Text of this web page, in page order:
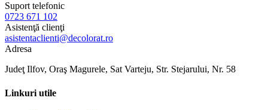
Suport telefonic
0723 671 102
Asistenţă clienţi
asistentaclienti@decolorat.ro
Adresa
Judeţ Ilfov, Oraş Magurele, Sat Varteju, Str. Stejarului, Nr. 58
Linkuri utile